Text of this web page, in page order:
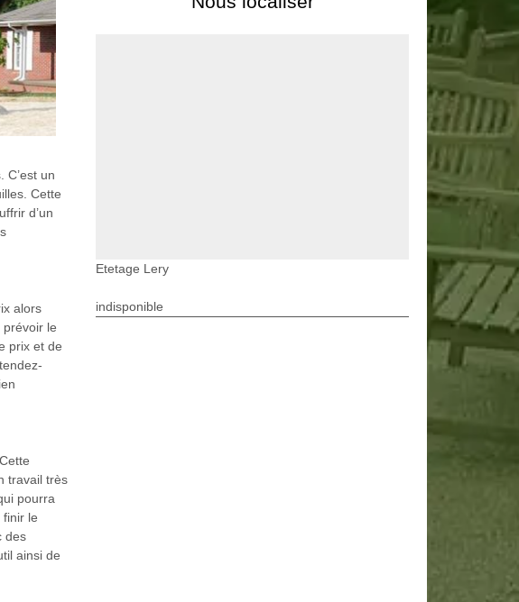
C’est un
Cette
d’un
alors
le
prix et de
travail très
pourra
finir le
des
ainsi de
Etetage Lery
indisponible